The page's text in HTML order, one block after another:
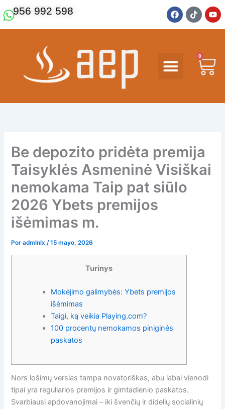
al
contenido
956 992 598
F
a
c
k
T
i
k
Y
o
u
e
0
Be depozito pridėta premija
Taisyklės Asmeninė Visiškai
nemokama Taip pat siūlo
2026 Ybets premijos
išėmimas m.
Poradmlnlx/15 mayo, 2026
Turinys
Mokėjimo galimybės: Ybets premijos
išėmimas
Taigi, ką veikia Playing.com?
100 procentų nemokamos piniginės
paskatos
Nors lošimų verslas tampa novatoriškas, abu labai vienodi
tipai yra reguliarios premijos ir gimtadienio paskatos.
Svarbiausi apdovanojimai – iki švenčių ir didelių socialinių